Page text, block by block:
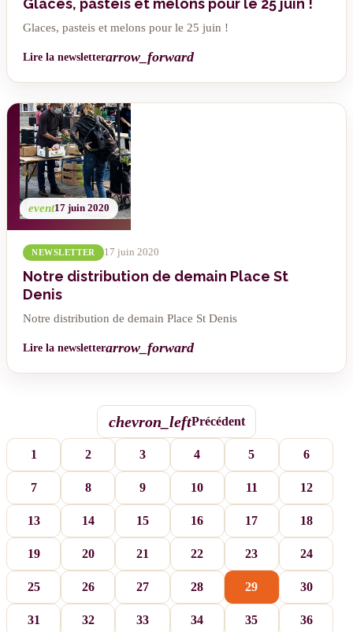
Glaces, pasteis et melons pour le 25 juin !
Glaces, pasteis et melons pour le 25 juin !
Lire la newsletterarrow_forward
event17 juin 2020
NEWSLETTER 17 juin 2020
Notre distribution de demain Place St
Denis
Notre distribution de demain Place St Denis
Lire la newsletterarrow_forward
chevron_leftPrécédent
1 2 3 4 5 6
7 8 9 10 11 12
13 14 15 16 17 18
19 20 21 22 23 24
25 26 27 28 29 30
31 32 33 34 35 36